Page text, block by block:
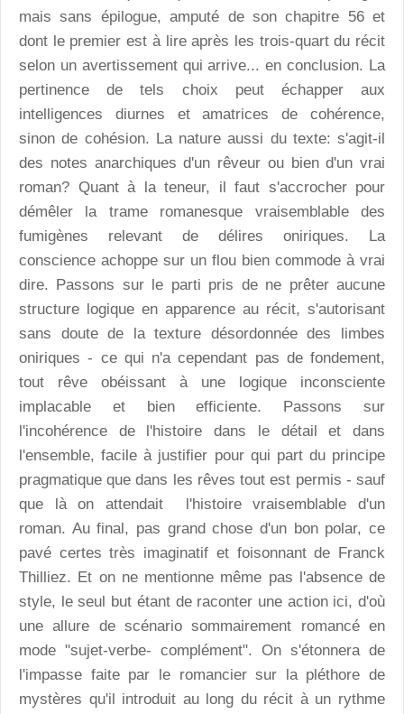
mais sans épilogue, amputé de son chapitre 56 et
dont le premier est à lire après les trois-quart du récit
selon un avertissement qui arrive... en conclusion. La
pertinence de tels choix peut échapper aux
intelligences diurnes et amatrices de cohérence,
sinon de cohésion. La nature aussi du texte: s'agit-il
des notes anarchiques d'un rêveur ou bien d'un vrai
roman? Quant à la teneur, il faut s'accrocher pour
démêler la trame romanesque vraisemblable des
fumigènes relevant de délires oniriques. La
conscience achoppe sur un flou bien commode à vrai
dire. Passons sur le parti pris de ne prêter aucune
structure logique en apparence au récit, s'autorisant
sans doute de la texture désordonnée des limbes
oniriques - ce qui n'a cependant pas de fondement,
tout rêve obéissant à une logique inconsciente
implacable et bien efficiente. Passons sur
l'incohérence de l'histoire dans le détail et dans
l'ensemble, facile à justifier pour qui part du principe
pragmatique que dans les rêves tout est permis - sauf
que là on attendait l'histoire vraisemblable d'un
roman. Au final, pas grand chose d'un bon polar, ce
pavé certes très imaginatif et foisonnant de Franck
Thilliez. Et on ne mentionne même pas l'absence de
style, le seul but étant de raconter une action ici, d'où
une allure de scénario sommairement romancé en
mode "sujet-verbe- complément". On s'étonnera de
l'impasse faite par le romancier sur la pléthore de
mystères qu'il introduit au long du récit à un rythme